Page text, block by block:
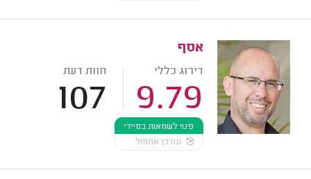
אסף
דירוג כללי
9.79
חוות דעת
107
פנוי לשמאות במיידי
עודכן אתמול